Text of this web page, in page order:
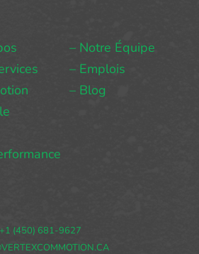
– Notre Équipe
– Emplois
– Blog
+1 (450) 681-9627